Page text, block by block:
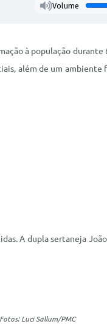
Volume
à população durante
além de um ambiente
A dupla sertaneja
Luci Sallum/PMC